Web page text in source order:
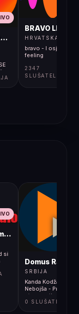
LIVE
BRAVO LIVE
HRVATSKA
bravo - I osjećaj i
feeling
2347
SLUŠATELJA
si
Domus Radio
SRBIJA
Kanda Kodža i
Nebojša - Prekidi
stvarnosti
0 SLUŠATELJA